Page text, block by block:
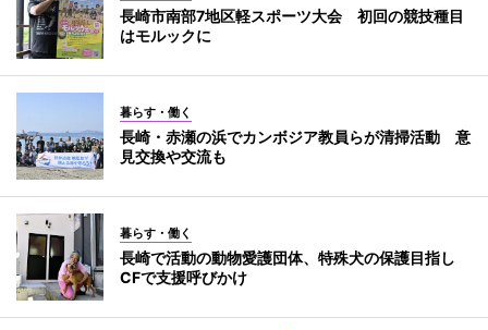
長崎市南部7地区軽スポーツ大会 初回の競技種目
はモルックに
暮らす・働く
長崎・赤瀬の浜でカンボジア教員らが清掃活動 意
見交換や交流も
暮らす・働く
長崎で活動の動物愛護団体、特殊犬の保護目指し
CFで支援呼びかけ